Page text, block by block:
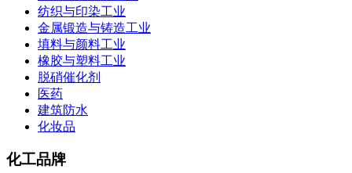
纺织与印染工业
金属锻造与铸造工业
填料与颜料工业
橡胶与塑料工业
脱硝催化剂
医药
建筑防水
化妆品
化工品牌